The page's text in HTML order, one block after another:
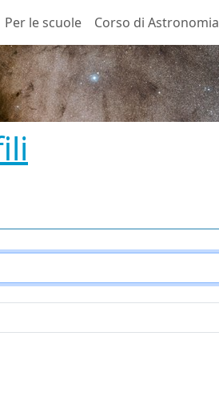
Per le scuole Corso di Astronomia